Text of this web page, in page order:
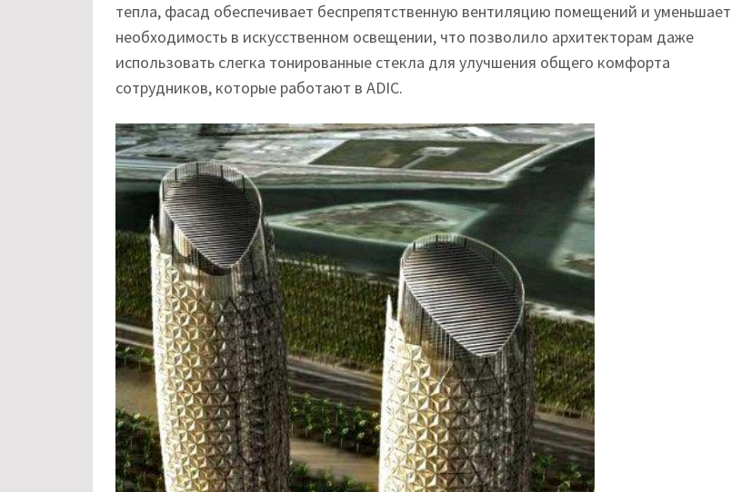
тепла, фасад обеспечивает беспрепятственную вентиляцию помещений и уменьшает
необходимость в искусственном освещении, что позволило архитекторам даже
использовать слегка тонированные стекла для улучшения общего комфорта
сотрудников, которые работают в ADIC.